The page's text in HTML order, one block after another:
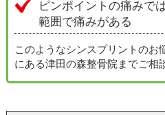
ピンポイントの痛みで
範囲で痛みがある
このようなシンスプリントのお
にある津田の森整骨院までご相